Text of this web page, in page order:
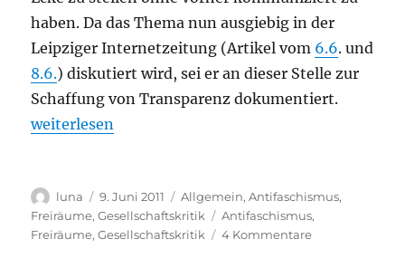
haben. Da das Thema nun ausgiebig in der
Leipziger Internetzeitung (Artikel vom 6.6. und
8.6.) diskutiert wird, sei er an dieser Stelle zur
Schaffung von Transparenz dokumentiert.
„Debatte um die Neofolk Band „Blood Axis““
weiterlesen
Autor
luna
Veröffentlicht
am
9. Juni 2011 Kategorien
Allgemein,Antifaschismus,
Freiräume,Gesellschaftskritik Schlagwörter
Antifaschismus,
Freiräume,Gesellschaftskritik 4 Kommentarezu